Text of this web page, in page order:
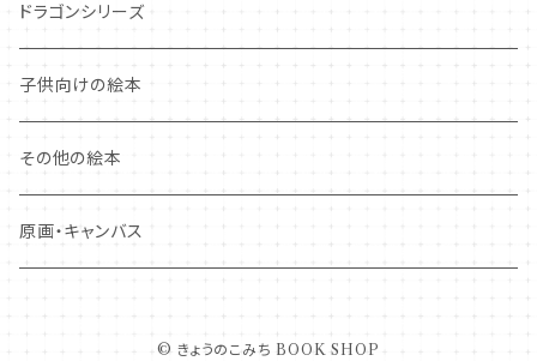
ドラゴンシリーズ
子供向けの絵本
その他の絵本
原画・キャンバス
© きょうのこみち BOOK SHOP